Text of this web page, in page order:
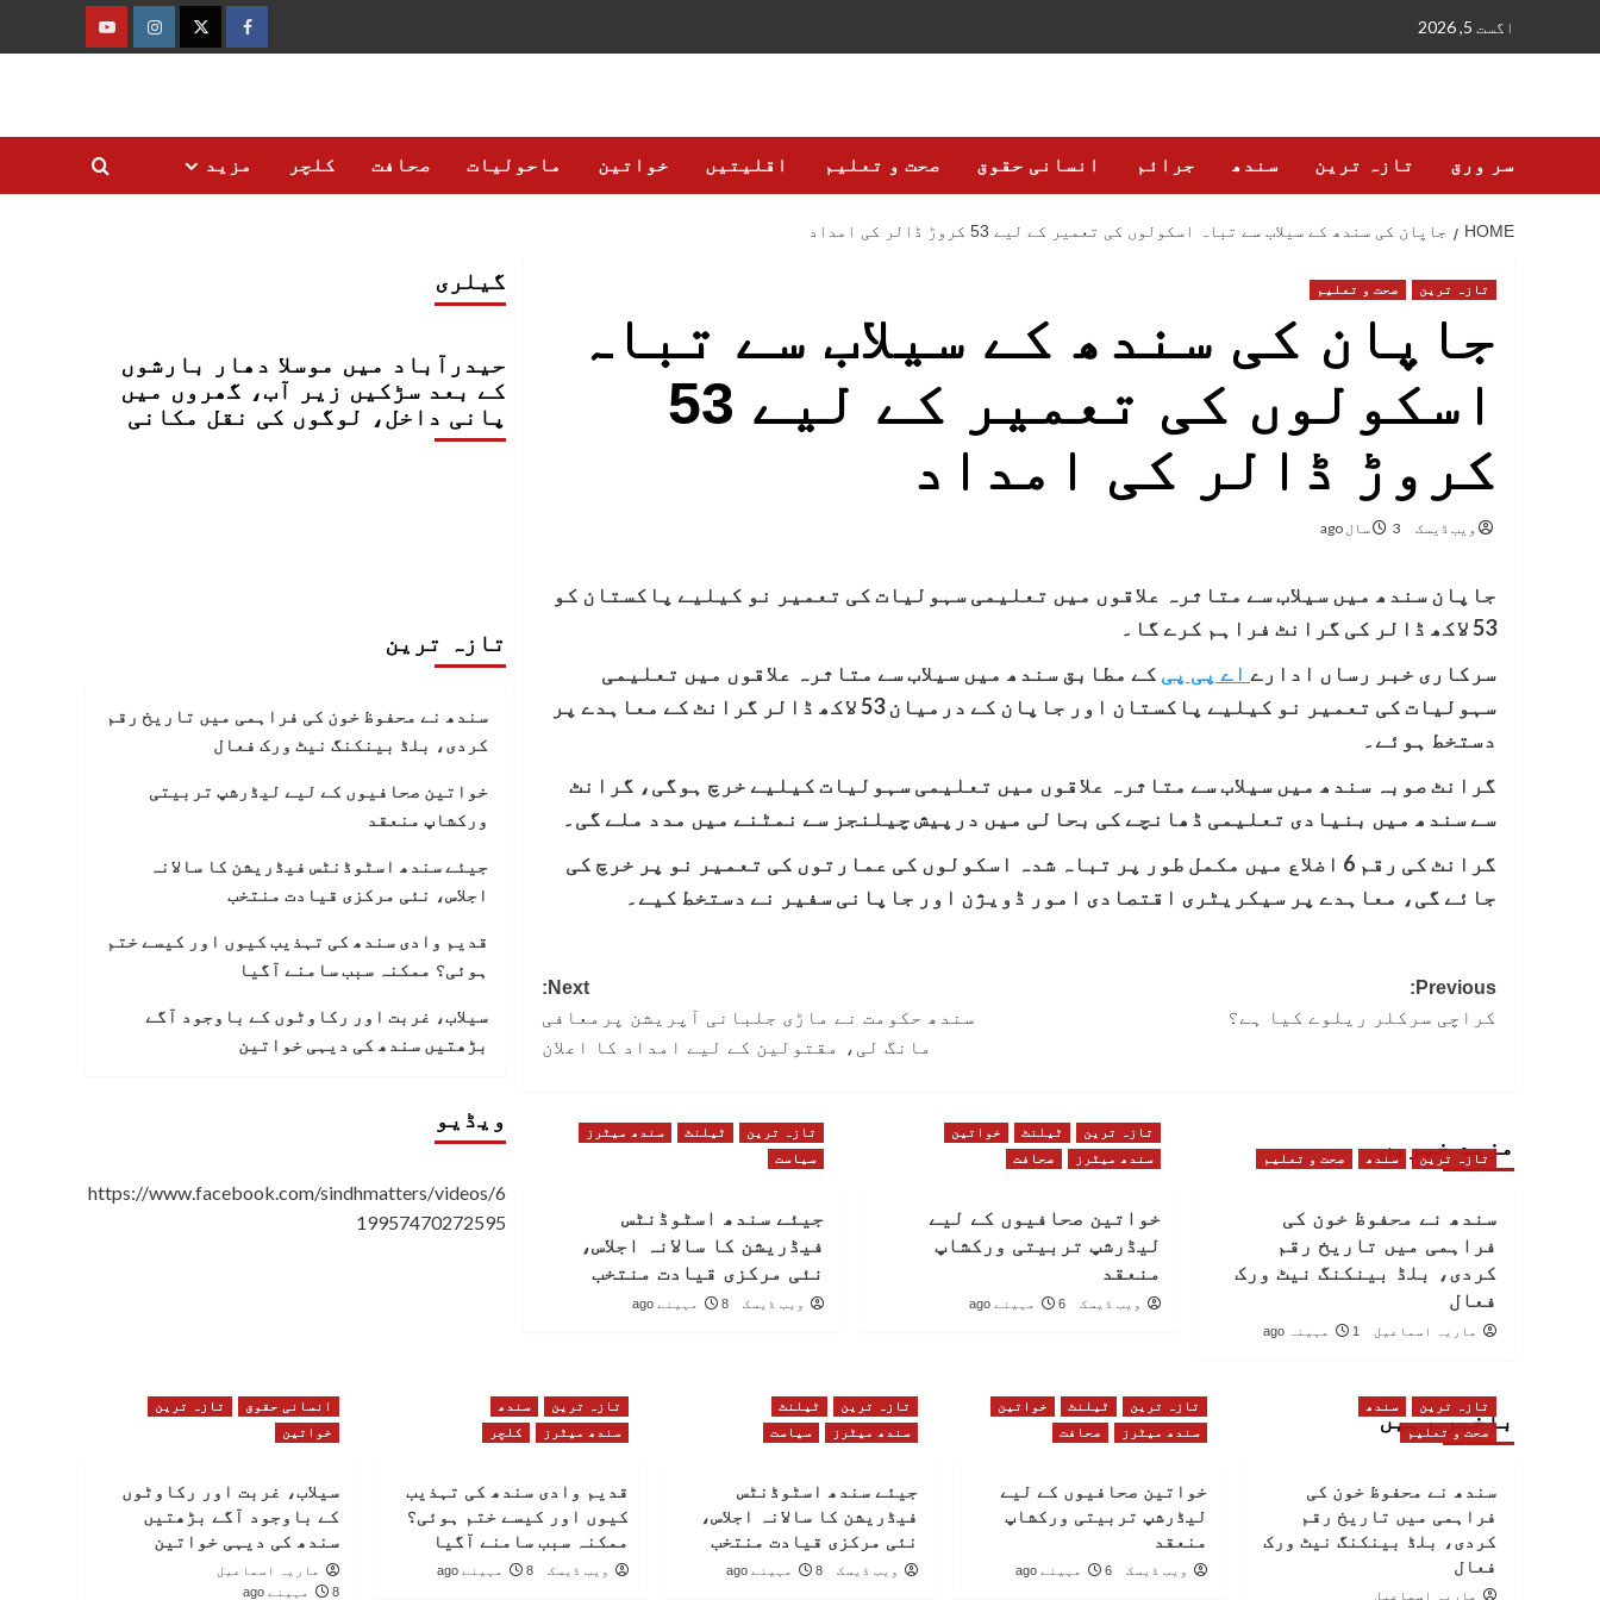
اگست 5, 2026
فیس
ٹوئٹرانسٹاگرام
یوٹیوب
سر ورق تازہ ترین سندھ جرائم انسانی حقوق صحت و تعلیم اقلیتیں خواتین ماحولیات صحافت کلچر مزید
HOME جاپان کی سندھ کے سیلاب سے تباہ اسکولوں کی تعمیر کے لیے 53 کروڑ ڈالر کی امداد
تازہ ترین صحت و تعلیم
جاپان کی سندھ کے سیلاب سے تباہ
اسکولوں کی تعمیر کے لیے 53
کروڑ ڈالر کی امداد
ویب ڈیسک 3 سال ago
جاپان سندھ میں سیلاب سے متاثرہ علاقوں میں تعلیمی سہولیات کی تعمیر نو کیلیے پاکستان کو
53 لاکھ ڈالر کی گرانٹ فراہم کرے گا۔
سرکاری خبر رساں ادارے اے پی پی کے مطابق سندھ میں سیلاب سے متاثرہ علاقوں میں تعلیمی
سہولیات کی تعمیر نو کیلیے پاکستان اور جاپان کے درمیان 53 لاکھ ڈالر گرانٹ کے معاہدے پر
دستخط ہوئے۔
گرانٹ صوبہ سندھ میں سیلاب سے متاثرہ علاقوں میں تعلیمی سہولیات کیلیے خرچ ہوگی، گرانٹ
سے سندھ میں بنیادی تعلیمی ڈھانچے کی بحالی میں درپیش چیلنجز سے نمٹنے میں مدد ملے گی۔
گرانٹ کی رقم 6 اضلاع میں مکمل طور پر تباہ شدہ اسکولوں کی عمارتوں کی تعمیر نو پر خرچ کی
جائے گی، معاہدے پر سیکریٹری اقتصادی امور ڈویژن اور جاپانی سفیر نے دستخط کیے۔
Post
navigation
Previous:
کراچی سرکلر ریلوے کیا ہے؟
Next:
سندھ حکومت نے ماڑی جلبانی آپریشن پرمعافی
مانگ لی، مقتولین کے لیے امداد کا اعلان
مزید خبریں
تازہ ترین سندھ صحت و تعلیم
سندھ نے محفوظ خون کی
فراہمی میں تاریخ رقم
کردی، بلڈ بینکنگ نیٹ ورک
فعال
ماریہ اسماعیل 1 مہینہ ago
تازہ ترین ٹیلنٹ
خواتین
سندھ میٹرز
صحافت
خواتین صحافیوں کے لیے
لیڈرشپ تربیتی ورکشاپ
منعقد
ویب ڈیسک 6 مہینے ago
تازہ ترین ٹیلنٹ
سندھ میٹرز
سیاست
جیئے سندھ اسٹوڈنٹس
فیڈریشن کا سالانہ اجلاس،
نئی مرکزی قیادت منتخب
ویب ڈیسک 8 مہینے ago
گیلری
حیدرآباد میں موسلا دھار بارشوں
کے بعد سڑکیں زیر آب، گھروں میں
پانی داخل، لوگوں کی نقل مکانی
تازہ ترین
سندھ نے محفوظ خون کی فراہمی میں تاریخ رقم
کردی، بلڈ بینکنگ نیٹ ورک فعال
خواتین صحافیوں کے لیے لیڈرشپ تربیتی
ورکشاپ منعقد
جیئے سندھ اسٹوڈنٹس فیڈریشن کا سالانہ
اجلاس، نئی مرکزی قیادت منتخب
قدیم وادی سندھ کی تہذیب کیوں اور کیسے ختم
ہوئی؟ ممکنہ سبب سامنے آگیا
سیلاب، غربت اور رکاوٹوں کے باوجود آگے
بڑھتیں سندھ کی دیہی خواتین
ویڈیو
https://www.facebook.com/sindhmatters/videos/6
19957470272595
باخبر رہیں
تازہ ترین
سندھ
صحت و تعلیم
سندھ نے محفوظ خون کی
فراہمی میں تاریخ رقم
کردی، بلڈ بینکنگ نیٹ ورک
فعال
ماریہ اسماعیل
تازہ ترین ٹیلنٹ
خواتین
سندھ میٹرز
صحافت
خواتین صحافیوں کے لیے
لیڈرشپ تربیتی ورکشاپ
منعقد
ویب ڈیسک 6 مہینے ago
تازہ ترین
ٹیلنٹ
سندھ میٹرز
سیاست
جیئے سندھ اسٹوڈنٹس
فیڈریشن کا سالانہ اجلاس،
نئی مرکزی قیادت منتخب
ویب ڈیسک 8 مہینے ago
تازہ ترین
سندھ
سندھ میٹرز
کلچر
قدیم وادی سندھ کی تہذیب
کیوں اور کیسے ختم ہوئی؟
ممکنہ سبب سامنے آگیا
ویب ڈیسک 8 مہینے ago
انسانی حقوق
تازہ ترین
خواتین
سیلاب، غربت اور رکاوٹوں
کے باوجود آگے بڑھتیں
سندھ کی دیہی خواتین
ماریہ اسماعیل
8 مہینے ago